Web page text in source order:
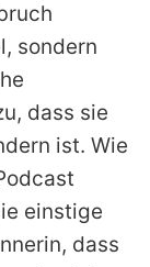
sondern
dass sie
ist. Wie
einstige
dass